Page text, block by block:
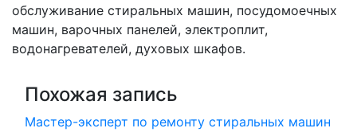
обслуживание стиральных машин, посудомоечных
машин, варочных панелей, электроплит,
водонагревателей, духовых шкафов.
Похожая запись
Мастер-эксперт по ремонту стиральных машин